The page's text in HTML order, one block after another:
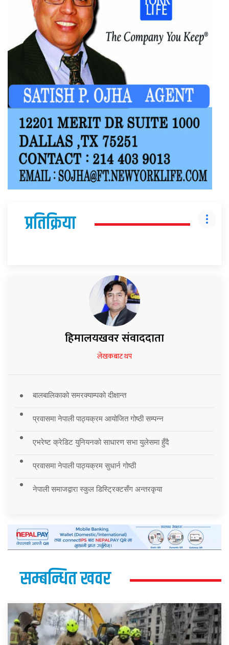
प्रतिक्रिया
हिमालयखवर संवाददाता
लेखकबाट थप
बालबालिकाको समरक्याम्पको दीक्षान्त
प्रवासमा नेपाली पाठ्यक्रम आयोजित गोष्ठी सम्पन्न
एभरेष्ट क्रेडिट युनियनको साधारण सभा युलेसमा हुँदै
प्रवासमा नेपाली पाठ्यक्रम सुधार्न गोष्ठी
नेपाली समाजद्वारा स्कुल डिस्ट्रिक्टसँग अन्तरकृया
सम्बन्धित खवर